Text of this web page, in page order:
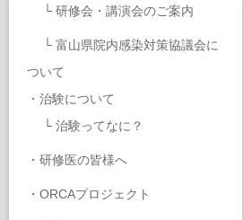
└ 研修会・講演会のご案内
└ 富山県院内感染対策協議会に
ついて
・ 治験について
└ 治験ってなに？
・ 研修医の皆様へ
・ ORCAプロジェクト